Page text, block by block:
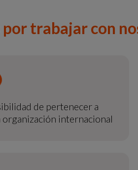
trabajar con
de pertenecer a
organización internacional